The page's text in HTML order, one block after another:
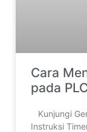
Cara
pada
‎Kunjungi
Instruksi